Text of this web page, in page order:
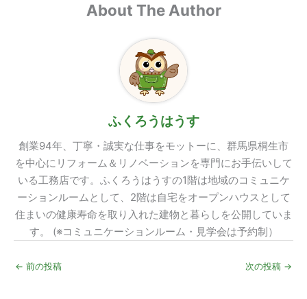
About The Author
ふくろうはうす
創業94年、丁寧・誠実な仕事をモットーに、群馬県桐生市
を中心にリフォーム＆リノベーションを専門にお手伝いして
いる工務店です。ふくろうはうすの1階は地域のコミュニケ
ーションルームとして、2階は自宅をオープンハウスとして
住まいの健康寿命を取り入れた建物と暮らしを公開していま
す。 (※コミュニケーションルーム・見学会は予約制）
← 前の投稿 次の投稿 →